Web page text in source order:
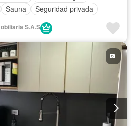
Sauna
Seguridad privada
S.A.S